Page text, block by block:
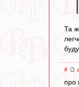
Та
#
про